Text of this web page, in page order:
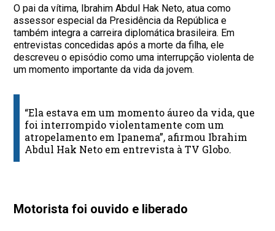
O pai da vítima, Ibrahim Abdul Hak Neto, atua como
assessor especial da Presidência da República e
também integra a carreira diplomática brasileira. Em
entrevistas concedidas após a morte da filha, ele
descreveu o episódio como uma interrupção violenta de
um momento importante da vida da jovem.
“Ela estava em um momento áureo da vida, que
foi interrompido violentamente com um
atropelamento em Ipanema”, afirmou Ibrahim
Abdul Hak Neto em entrevista à TV Globo.
Motorista foi ouvido e liberado